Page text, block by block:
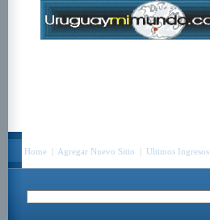
Home | Agregar Nuevo Sitio | Ultimos Ingresos